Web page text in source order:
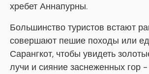
хребет Аннапурны.
Большинство туристов встают
совершают пешие походы или
Сарангкот, чтобы увидеть
лучи и сияние заснеженных гор